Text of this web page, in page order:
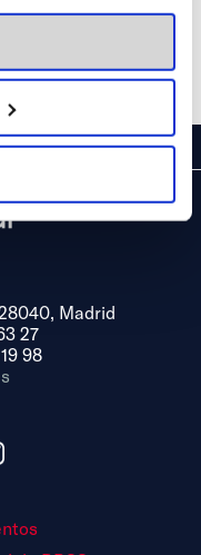
Madrid
27
98